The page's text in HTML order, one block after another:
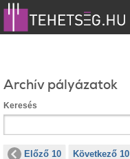
Archív pályázatok
Keresés
Előző 10 Következő 10